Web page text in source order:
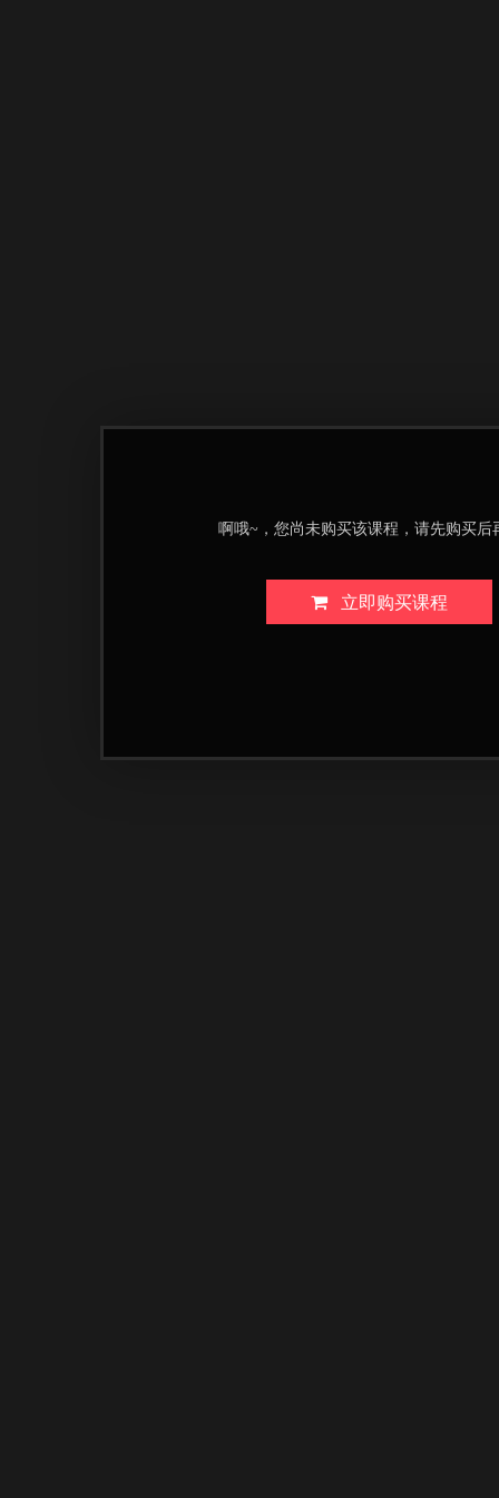
啊哦~，您尚未购买该课程，请先购买后
立即购买课程